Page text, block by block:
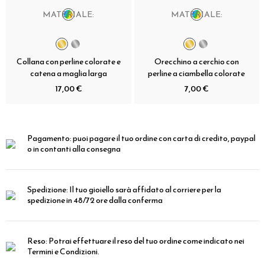
MATERIALE:
Collana con perline colorate e
catena a maglia larga
17,00 €
MATERIALE:
Orecchino a cerchio con
perline a ciambella colorate
7,00 €
Pagamento:puoi pagare il tuo ordine con carta di credito, paypal
o in contanti alla consegna
Spedizione:Il tuo gioiello sarà affidato al corriere per la
spedizione in 48/72 ore dalla conferma
Reso:Potrai effettuare il reso del tuo ordine come indicato nei
Termini e Condizioni.